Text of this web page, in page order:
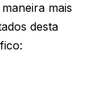
mais
desta